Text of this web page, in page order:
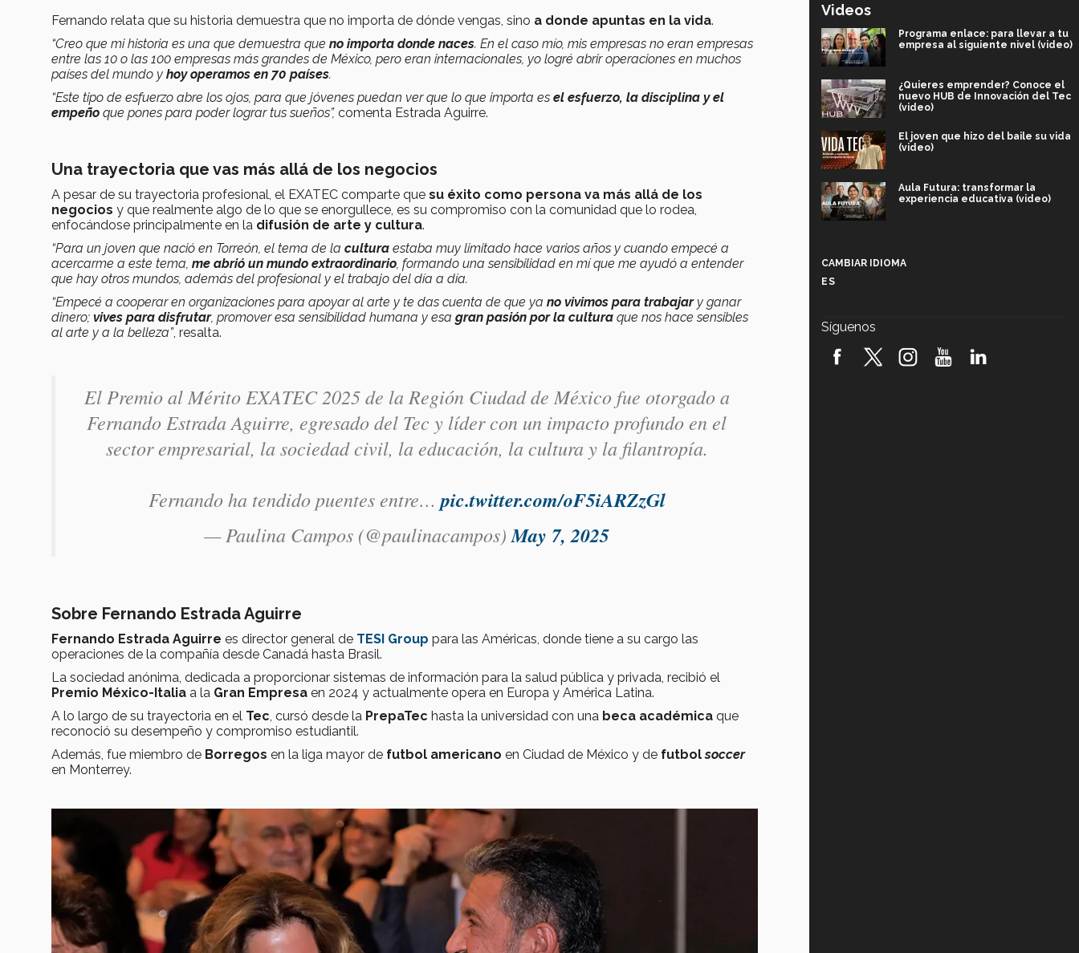
Fernando relata que su historia demuestra que no importa de dónde vengas, sino a donde apuntas en la vida.
“Creo que mi historia es una que demuestra que no importa donde naces. En el caso mío, mis empresas no eran empresas
entre las 10 o las 100 empresas más grandes de México, pero eran internacionales, yo logré abrir operaciones en muchos
países del mundo y hoy operamos en 70 países.
“Este tipo de esfuerzo abre los ojos, para que jóvenes puedan ver que lo que importa es el esfuerzo, la disciplina y el
empeño que pones para poder lograr tus sueños”, comenta Estrada Aguirre.
Una trayectoria que vas más allá de los negocios
A pesar de su trayectoria profesional, el EXATEC comparte que su éxito como persona va más allá de los
negocios y que realmente algo de lo que se enorgullece, es su compromiso con la comunidad que lo rodea,
enfocándose principalmente en la difusión de arte y cultura.
“Para un joven que nació en Torreón, el tema de la cultura estaba muy limitado hace varios años y cuando empecé a
acercarme a este tema, me abrió un mundo extraordinario, formando una sensibilidad en mí que me ayudó a entender
que hay otros mundos, además del profesional y el trabajo del día a día.
“Empecé a cooperar en organizaciones para apoyar al arte y te das cuenta de que ya no vivimos para trabajar y ganar
dinero; vives para disfrutar, promover esa sensibilidad humana y esa gran pasión por la cultura que nos hace sensibles
al arte y a la belleza”, resalta.
El Premio al Mérito EXATEC 2025 de la Región Ciudad de México fue otorgado a
Fernando Estrada Aguirre, egresado del Tec y líder con un impacto profundo en el
sector empresarial, la sociedad civil, la educación, la cultura y la filantropía.
Fernando ha tendido puentes entre…pic.twitter.com/oF5iARZzGl
— Paulina Campos (@paulinacampos) May 7, 2025
Sobre Fernando Estrada Aguirre
Fernando Estrada Aguirre es director general de TESI Group para las Américas, donde tiene a su cargo las
operaciones de la compañía desde Canadá hasta Brasil.
La sociedad anónima, dedicada a proporcionar sistemas de información para la salud pública y privada, recibió el
Premio México-Italia a la Gran Empresa en 2024 y actualmente opera en Europa y América Latina.
A lo largo de su trayectoria en el Tec, cursó desde la PrepaTec hasta la universidad con una beca académica que
reconoció su desempeño y compromiso estudiantil.
Además, fue miembro de Borregos en la liga mayor de futbol americano en Ciudad de México y de futbolsoccer
en Monterrey.
Videos
Programa enlace: para llevar a tu
empresa al siguiente nivel (video)
¿Quieres emprender? Conoce el
nuevo HUB de Innovación del Tec
(video)
El joven que hizo del baile su vida
(video)
Aula Futura: transformar la
experiencia educativa (video)
robótica FIRST 2026! (video)
CAMBIAR IDIOMA
ES
Síguenos